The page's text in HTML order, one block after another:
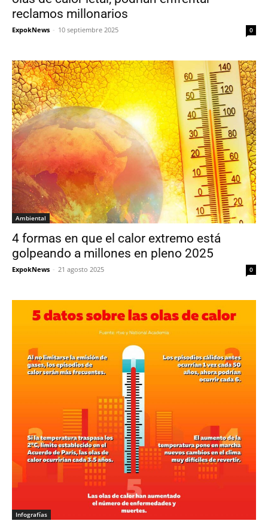
reclamos millonarios
ExpokNews - 10 septiembre 2025 0
Ambiental
4 formas en que el calor extremo está
golpeando a millones en pleno 2025
ExpokNews - 21 agosto 2025 0
Infografías